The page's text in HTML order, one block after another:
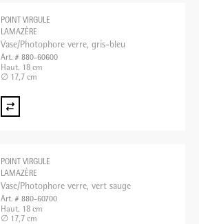
POINT VIRGULE
LAMAZÈRE
Vase/Photophore verre, gris-bleu
Art. # 880-60600
Haut. 18 cm
∅ 17,7 cm
POINT VIRGULE
LAMAZÈRE
Vase/Photophore verre, vert sauge
Art. # 880-60700
Haut. 18 cm
∅ 17,7 cm